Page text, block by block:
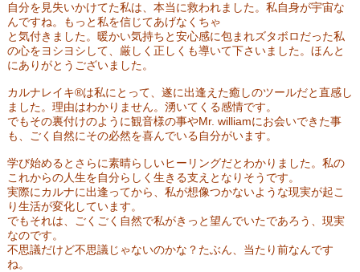
自分を見失いかけてた私は、本当に救われました。私自身が宇宙な
んですね。もっと私を信じてあげなくちゃ
と気付きました。 暖かい気持ちと安心感に包まれズタボロだった私
の心をヨシヨシして、厳しく正しくも導いて下さいました。ほんと
にありがとうございました。
カルナレイキ®は私にとって、遂に出逢えた癒しのツールだと直感し
ました。理由はわかりません。湧いてくる感情です。
でもその裏付けのように観音様の事やMr. williamにお会いできた事
も、ごく自然にその必然を喜んでいる自分がいます。
学び始めるとさらに素晴らしいヒーリングだとわかりました。私の
これからの人生を自分らしく生きる支えとなりそうです。
実際にカルナに出逢ってから、私が想像つかないような現実が起こ
り生活が変化しています。
でもそれは、ごくごく自然で私がきっと望んでいたであろう、現実
なのです。
不思議だけど不思議じゃないのかな？たぶん、当たり前なんです
ね。